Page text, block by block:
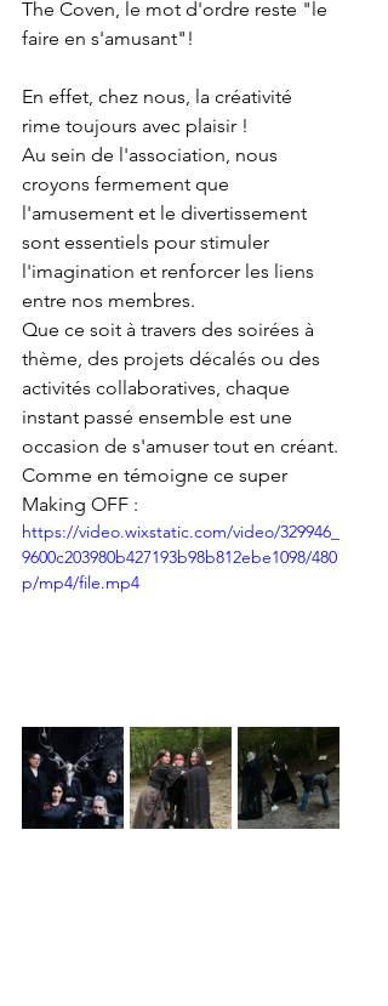
The Coven, le mot d'ordre reste "le
faire en s'amusant"!
En effet, chez nous, la créativité
rime toujours avec plaisir !
Au sein de l'association, nous
croyons fermement que
l'amusement et le divertissement
sont essentiels pour stimuler
l'imagination et renforcer les liens
entre nos membres.
Que ce soit à travers des soirées à
thème, des projets décalés ou des
activités collaboratives, chaque
instant passé ensemble est une
occasion de s'amuser tout en créant.
Comme en témoigne ce super
Making OFF :
https://video.wixstatic.com/video/329946_
9600c203980b427193b98b812ebe1098/480
p/mp4/file.mp4